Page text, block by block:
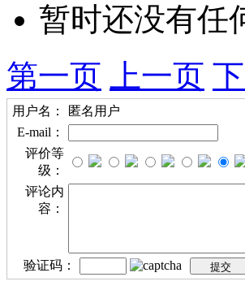
暂时还没有任
第一页
上一页
用户名：
匿名用户
E-mail：
评价等
级：
评论内
容：
验证码：